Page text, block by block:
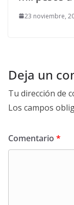
23 noviembre,
Deja un
Tu dirección de
Los campos
Comentario *